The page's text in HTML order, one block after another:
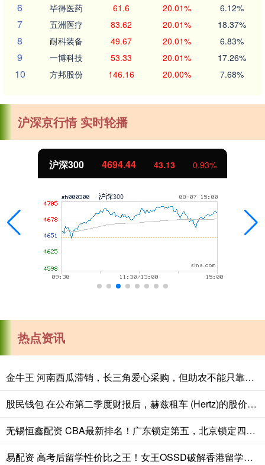
6 毕得医药 61.6 20.01% 6.12%
7 五洲医疗 83.62 20.01% 18.37%
8 耐科装备 49.67 20.01% 6.83%
9 一博科技 53.33 20.01% 17.26%
10 方邦股份 146.16 20.00% 7.68%
沪深京行情 实时轮播
沪深300 4694.44 43.13 0.93%
热点资讯
金牛王 河南西瓜滞销，长三角爱心采购，但助农不能只靠爱心救场
股民钱包 在公布第二季度财报后，赫兹租车 (Hertz)的股价下跌了9.5%
无锡恒鑫配资 CBA最新排名！广东锁定第五，北京锁定四强，宁波首次打入季后赛
易配资 高考后留学性价比之王！女王OSSD破解香港留学密码，高三生速抢名校直通席位_优势_路径